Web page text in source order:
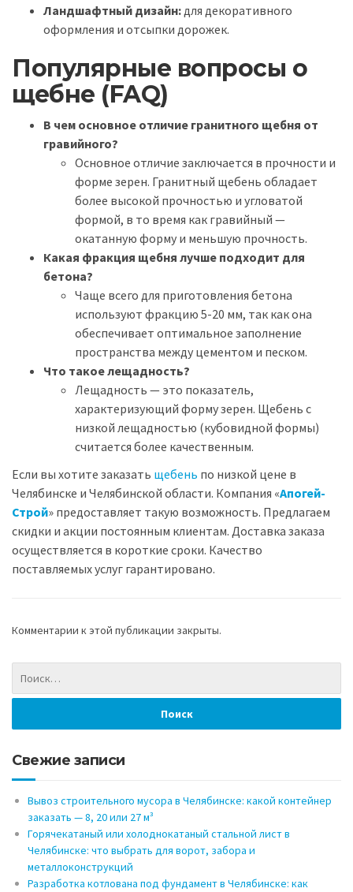
Ландшафтный дизайн: для декоративного
оформления и отсыпки дорожек.
Популярные вопросы о
щебне (FAQ)
В чем основное отличие гранитного щебня от
гравийного?
Основное отличие заключается в прочности и
форме зерен. Гранитный щебень обладает
более высокой прочностью и угловатой
формой, в то время как гравийный —
окатанную форму и меньшую прочность.
Какая фракция щебня лучше подходит для
бетона?
Чаще всего для приготовления бетона
используют фракцию 5-20 мм, так как она
обеспечивает оптимальное заполнение
пространства между цементом и песком.
Что такое лещадность?
Лещадность — это показатель,
характеризующий форму зерен. Щебень с
низкой лещадностью (кубовидной формы)
считается более качественным.
Если вы хотите заказать щебень по низкой цене в
Челябинске и Челябинской области. Компания «Апогей-
Строй» предоставляет такую возможность. Предлагаем
скидки и акции постоянным клиентам. Доставка заказа
осуществляется в короткие сроки. Качество
поставляемых услуг гарантировано.
Комментарии к этой публикации закрыты.
Свежие записи
Вывоз строительного мусора в Челябинске: какой контейнер
заказать — 8, 20 или 27 м³
Горячекатаный или холоднокатаный стальной лист в
Челябинске: что выбрать для ворот, забора и
металлоконструкций
Разработка котлована под фундамент в Челябинске: как